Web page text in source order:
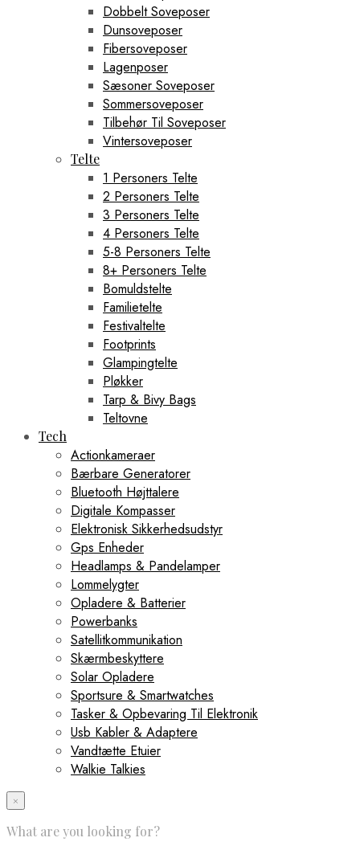
Dobbelt Soveposer
Dunsoveposer
Fibersoveposer
Lagenposer
Sæsoner Soveposer
Sommersoveposer
Tilbehør Til Soveposer
Vintersoveposer
Telte
1 Personers Telte
2 Personers Telte
3 Personers Telte
4 Personers Telte
5-8 Personers Telte
8+ Personers Telte
Bomuldstelte
Familietelte
Festivaltelte
Footprints
Glampingtelte
Pløkker
Tarp & Bivy Bags
Teltovne
Tech
Actionkameraer
Bærbare Generatorer
Bluetooth Højttalere
Digitale Kompasser
Elektronisk Sikkerhedsudstyr
Gps Enheder
Headlamps & Pandelamper
Lommelygter
Opladere & Batterier
Powerbanks
Satellitkommunikation
Skærmbeskyttere
Solar Opladere
Sportsure & Smartwatches
Tasker & Opbevaring Til Elektronik
Usb Kabler & Adaptere
Vandtætte Etuier
Walkie Talkies
×
What are you looking for?